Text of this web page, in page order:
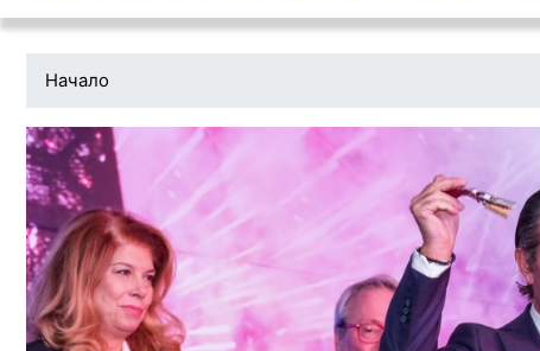
Начало
Водеща
снимка